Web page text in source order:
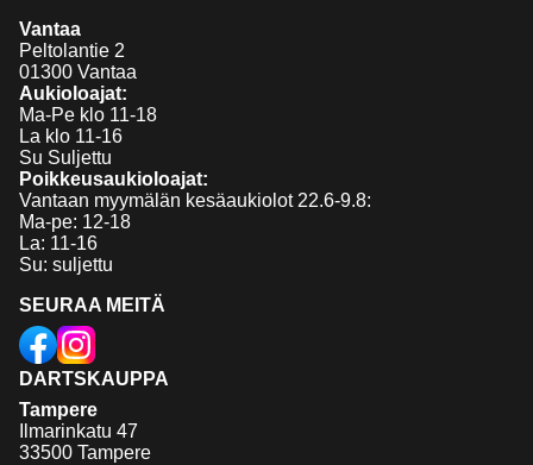
DARTSKAUPPA
Tampere
Ilmarinkatu 47
33500 Tampere
SEURAA MEITÄ
Vantaa
Peltolantie 2
01300 Vantaa
Aukioloajat:
Ma-Pe klo 11-18
La klo 11-16
Su Suljettu
Poikkeusaukioloajat:
Vantaan myymälän kesäaukiolot 22.6-9.8:
Ma-pe: 12-18
La: 11-16
Su: suljettu